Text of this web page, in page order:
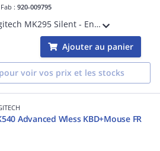
Fab :920-009795
Logitech MK295 Silent - Ensemble clavier et souris - sans fil - 2.4 GHz - Français - graphite
Ajouter au panier
voir vos prix et les stocks
Advanced Wless KBD+Mouse FR